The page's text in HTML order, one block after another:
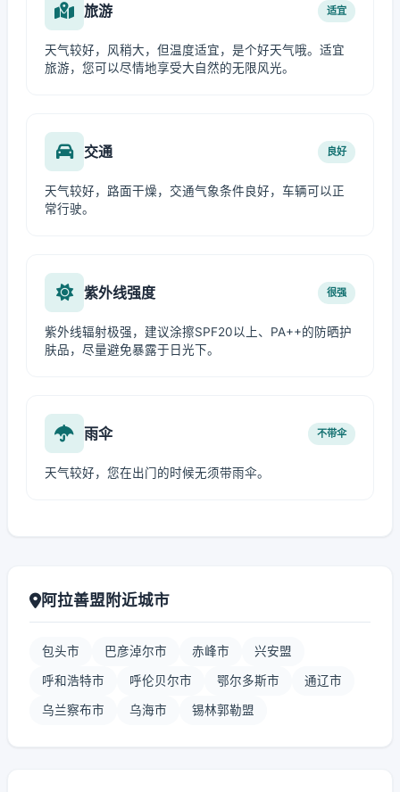
旅游 适宜
天气较好，风稍大，但温度适宜，是个好天气哦。适宜
旅游，您可以尽情地享受大自然的无限风光。
交通 良好
天气较好，路面干燥，交通气象条件良好，车辆可以正
常行驶。
紫外线强度 很强
紫外线辐射极强，建议涂擦SPF20以上、PA++的防晒护
肤品，尽量避免暴露于日光下。
雨伞 不带伞
天气较好，您在出门的时候无须带雨伞。
阿拉善盟附近城市
包头市 巴彦淖尔市 赤峰市 兴安盟
呼和浩特市 呼伦贝尔市 鄂尔多斯市 通辽市
乌兰察布市 乌海市 锡林郭勒盟